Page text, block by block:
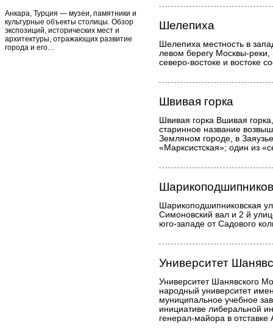
Анкара, Турция — музеи, памятники и
культурные объекты столицы. Обзор
экспозиций, исторических мест и
архитектуры, отражающих развитие
города и его…
Шелепиха
Шелепиха местность в
левом берегу Москвы-реки,
северо-востоке и востоке
Швивая горка
Швивая горка Вшивая
старинное название
Земляном городе, в
«Марксистская»; один из
Шарикоподшипниковская
Симоновский вал и 2 й
юго-западе от Садового
Университет
Университет Шанявского
народный университет
муниципальное учебное
инициативе либеральной
генерал-майора в